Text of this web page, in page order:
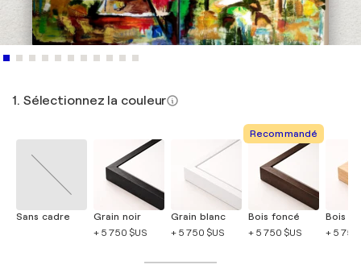
1. Sélectionnez la couleur
Sans cadre
Grain noir
+ 5 750 $US
Grain blanc
+ 5 750 $US
Recommandé
Bois foncé
+ 5 750 $US
Bois
+ 5 750